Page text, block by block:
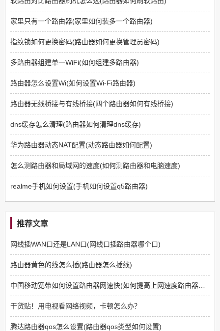
家里只有一个路由器(家里如何装多一个路由器)
指纹锁如何更换密码(路由器如何更换管理员密码)
多路由器组建单一WiFi(如何组建多路由器)
路由器怎么设置Wi(如何设置Wi-Fi路由器)
路由器无线桥接与有线桥接(四个路由器如何有线桥接)
dns缓存怎么清理(路由器如何清理dns缓存)
华为路由器动态NAT配置(动态路由器如何配置)
怎么测路由器和局域网的速度(如何测路由器和电脑速度)
realme手机如何设置(手机如何设置q5路由器)
推荐文章
网线插WAN口还是LAN口(网线口插路由器哪个口)
路由器黄色的线怎么插(路由器怎么插线)
干货贴！用电视看网络视频，卡顿怎么办？
腾达路由器qos怎么设置(路由器qos类型如何设置)